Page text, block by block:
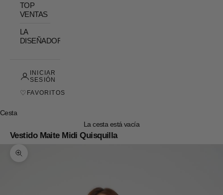
TOP
VENTAS
LA
DISEÑADORA
INICIAR
SESIÓN
♡ FAVORITOS
Cesta
La cesta está vacía
Vestido Maite Midi Quisquilla
Zoom